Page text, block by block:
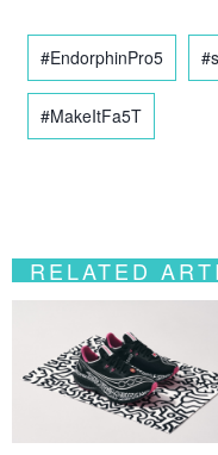
#EndorphinPro5
#MakeItFa5T
RELATED